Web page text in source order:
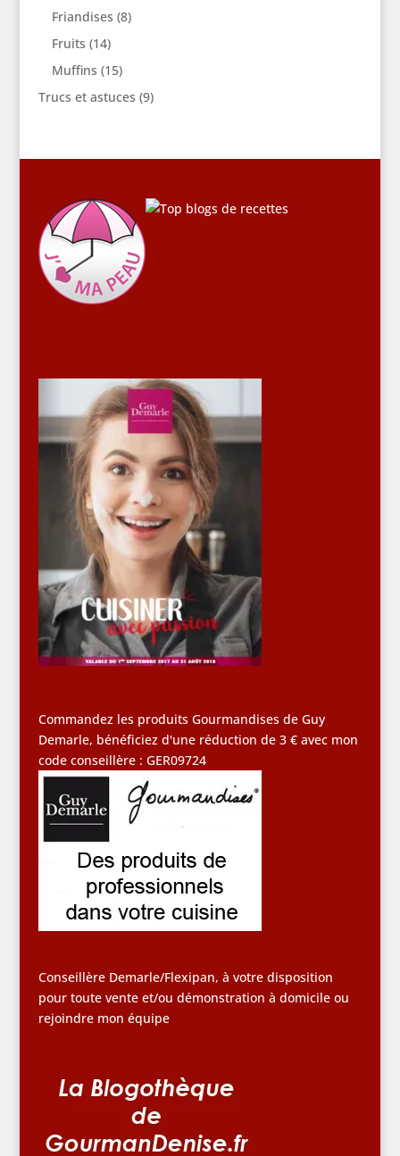
Friandises (8)
Fruits (14)
Muffins (15)
Trucs et astuces (9)
Commandez les produits Gourmandises de Guy
Demarle, bénéficiez d'une réduction de 3 € avec mon
code conseillère : GER09724
Conseillère Demarle/Flexipan, à votre disposition
pour toute vente et/ou démonstration à domicile ou
rejoindre mon équipe